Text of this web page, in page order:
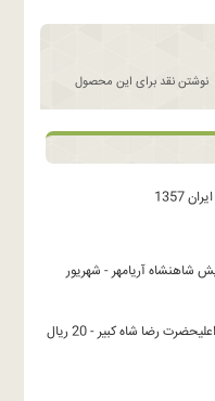
نوشتن نقد برای این محصول
شاهنشاه آریامهر - شهریور
رضا شاه کبیر - 20 ریال